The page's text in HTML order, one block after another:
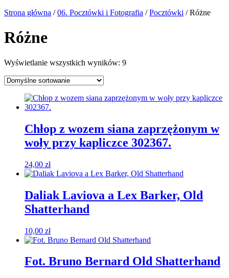
Strona główna /06. Pocztówki i Fotografia /Pocztówki / Różne
Różne
Wyświetlanie wszystkich wyników: 9
Chłop z wozem siana zaprzężonym w
woły przy kapliczce 302367.
24,00 zł
Daliak Laviova a Lex Barker, Old
Shatterhand
10,00 zł
Fot. Bruno Bernard Old Shatterhand